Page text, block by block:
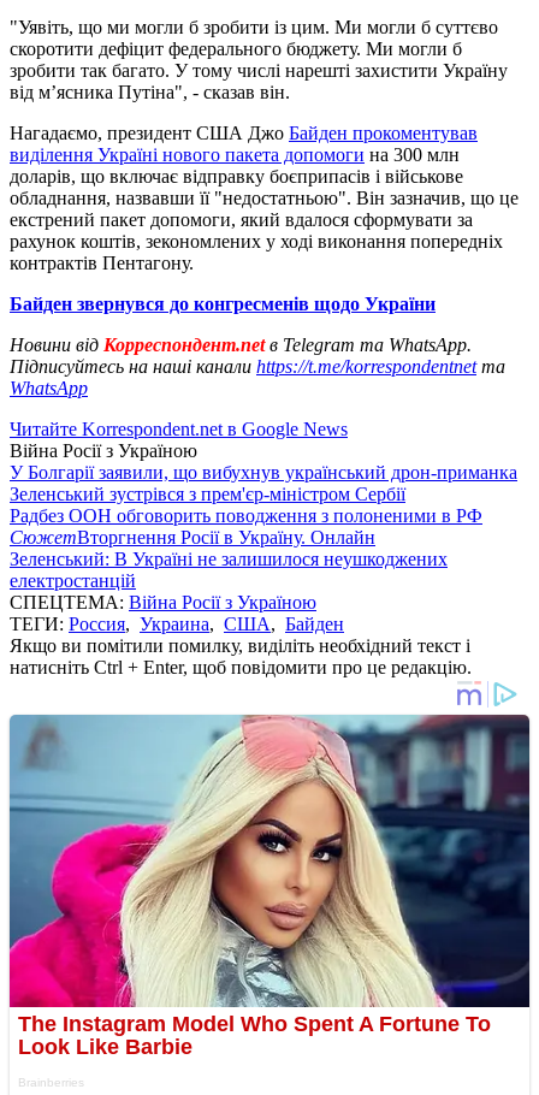
"Уявіть, що ми могли б зробити із цим. Ми могли б суттєво
скоротити дефіцит федерального бюджету. Ми могли б
зробити так багато. У тому числі нарешті захистити Україну
від м’ясника Путіна", - сказав він.
Нагадаємо, президент США Джо Байден прокоментував
виділення Україні нового пакета допомоги на 300 млн
доларів, що включає відправку боєприпасів і військове
обладнання, назвавши її "недостатньою". Він зазначив, що це
екстрений пакет допомоги, який вдалося сформувати за
рахунок коштів, зекономлених у ході виконання попередніх
контрактів Пентагону.
Байден звернувся до конгресменів щодо України
Новини від Корреспондент.netв Telegram та WhatsApp.
Підписуйтесь на наші канали https://t.me/korrespondentnetта
WhatsApp
Читайте Korrespondent.net в Google News
Війна Росії з Україною
У Болгарії заявили, що вибухнув український дрон-приманка
Зеленський зустрівся з прем'єр-міністром Сербії
Радбез ООН обговорить поводження з полоненими в РФ
СюжетВторгнення Росії в Україну. Онлайн
Зеленський: В Україні не залишилося неушкоджених
електростанцій
СПЕЦТЕМА: Війна Росії з Україною
ТЕГИ: Россия, Украина, США, Байден
Якщо ви помітили помилку, виділіть необхідний текст і
натисніть Ctrl + Enter, щоб повідомити про це редакцію.